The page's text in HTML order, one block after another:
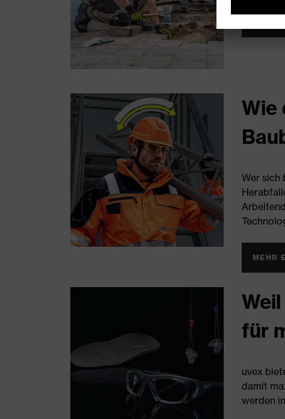
Wie
Wer sich
MEHR
für
uvex
damit
werden